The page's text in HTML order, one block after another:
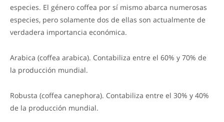
especies. El género coffea por sí mismo abarca numerosas
especies, pero solamente dos de ellas son actualmente de
verdadera importancia económica.
Arabica (coffea arabica). Contabiliza entre el 60% y 70% de
la producción mundial.
Robusta (coffea canephora). Contabiliza entre el 30% y 40%
de la producción mundial.